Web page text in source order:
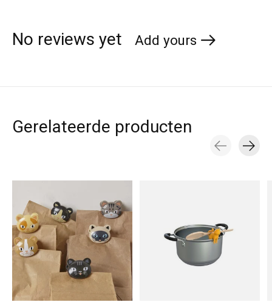
No reviews yet Add yours
Gerelateerde producten